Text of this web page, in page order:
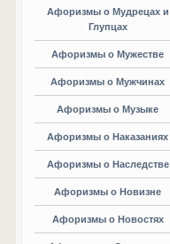
Афоризмы о Мудрецах и
Глупцах
Афоризмы о Мужестве
Афоризмы о Мужчинах
Афоризмы о Музыке
Афоризмы о Наказаниях
Афоризмы о Наследстве
Афоризмы о Новизне
Афоризмы о Новостях